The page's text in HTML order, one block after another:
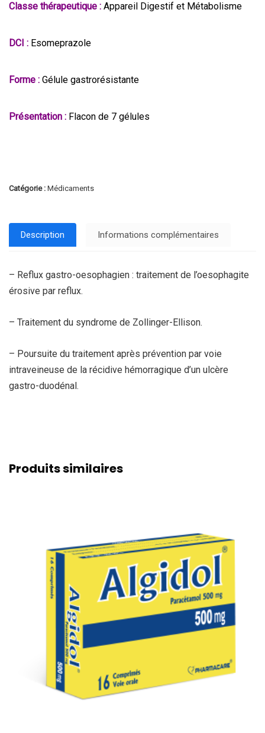
Classe thérapeutique : Appareil Digestif et Métabolisme
DCI : Esomeprazole
Forme : Gélule gastrorésistante
Présentation : Flacon de 7 gélules
Catégorie : Médicaments
Description Informations complémentaires
– Reflux gastro-oesophagien : traitement de l’oesophagite
érosive par reflux.
– Traitement du syndrome de Zollinger-Ellison.
– Poursuite du traitement après prévention par voie
intraveineuse de la récidive hémorragique d’un ulcère
gastro-duodénal.
Produits similaires